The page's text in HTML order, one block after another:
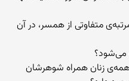
متفاوتی از همسر، در آن
می‌شود؟
زنان همراه شوهرشان